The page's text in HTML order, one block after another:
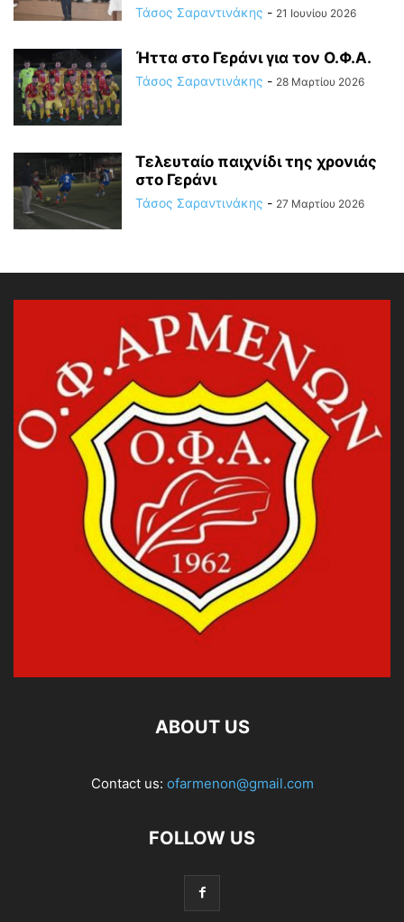
Τάσος Σαραντινάκης - 21 Ιουνίου 2026
Ήττα στο Γεράνι για τον Ο.Φ.Α.
Τάσος Σαραντινάκης - 28 Μαρτίου 2026
Τελευταίο παιχνίδι της χρονιάς
στο Γεράνι
Τάσος Σαραντινάκης - 27 Μαρτίου 2026
ABOUT US
Contact us: ofarmenon@gmail.com
FOLLOW US